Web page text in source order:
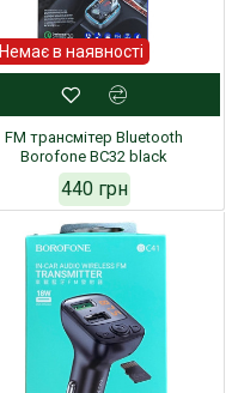
Немає в наявності
FM трансмітер Bluetooth
Borofone BC32 black
440 грн